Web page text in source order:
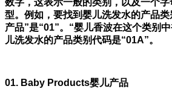
数字，这表示一般的类别，以及一个
型。例如，要找到婴儿洗发水的产品
产品”是“01”。 “婴儿香波在这个类别
儿洗发水的产品类别代码是“01A”。
01. Baby Products婴儿产品